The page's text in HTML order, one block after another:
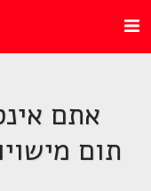
אתם
תום מישויות